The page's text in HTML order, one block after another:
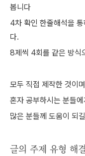
봅니다
4차 확인 한줄해석을
다.
8제씩 4회를 같은 방식
모두 직접 제작한 것이
혼자 공부하시는 분들
많은 분들께 도움이 되
글의 주제 유형 해